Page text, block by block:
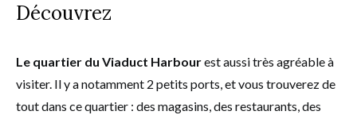
Découvrez
Le quartier du Viaduct Harbourest aussi très agréable à
visiter. Il y a notamment 2 petits ports, et vous trouverez de
tout dans ce quartier : des magasins, des restaurants, des